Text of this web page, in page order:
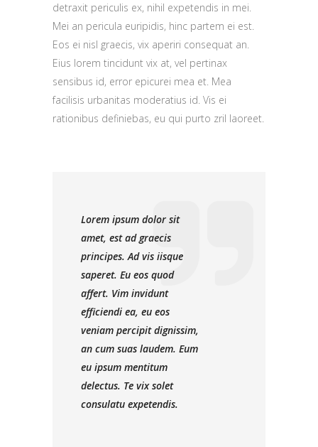
detraxit periculis ex, nihil expetendis in mei.
Mei an pericula euripidis, hinc partem ei est.
Eos ei nisl graecis, vix aperiri consequat an.
Eius lorem tincidunt vix at, vel pertinax
sensibus id, error epicurei mea et. Mea
facilisis urbanitas moderatius id. Vis ei
rationibus definiebas, eu qui purto zril laoreet.
Lorem ipsum dolor sit
amet, est ad graecis
principes. Ad vis iisque
saperet. Eu eos quod
affert. Vim invidunt
efficiendi ea, eu eos
veniam percipit dignissim,
an cum suas laudem. Eum
eu ipsum mentitum
delectus. Te vix solet
consulatu expetendis.